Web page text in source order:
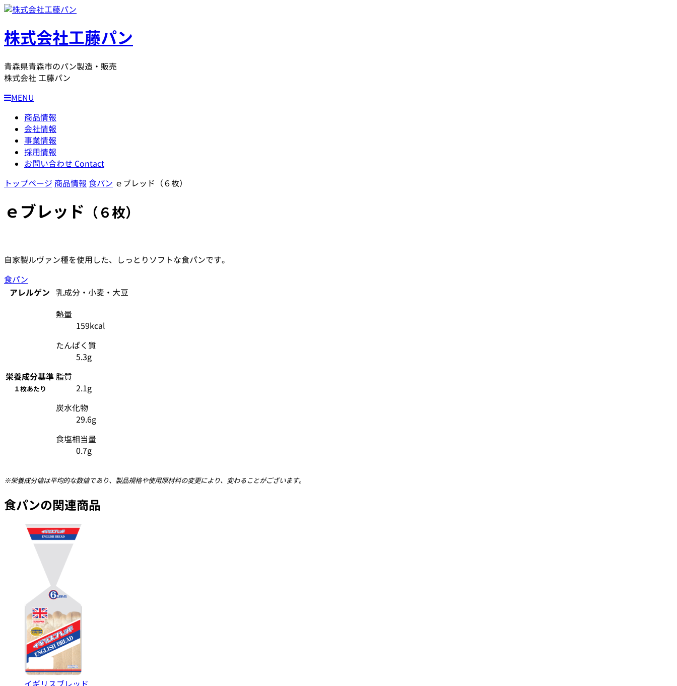
株式会社工藤パン
青森県青森市のパン製造・販売
株式会社 工藤パン
MENU
商品情報
会社情報
事業情報
採用情報
お問い合わせ Contact
トップページ 商品情報 食パン ｅブレッド（６枚）
ｅブレッド （６枚）
自家製ルヴァン種を使用した、しっとりソフトな食パンです。
食パン
アレルゲン 乳成分・小麦・大豆
栄養成分基準
１枚あたり
熱量
159kcal
たんぱく質
5.3g
脂質
2.1g
炭水化物
29.6g
食塩相当量
0.7g
※栄養成分値は平均的な数値であり、製品規格や使用原材料の変更により、変わることがございます。
食パンの関連商品
イギリスブレッド